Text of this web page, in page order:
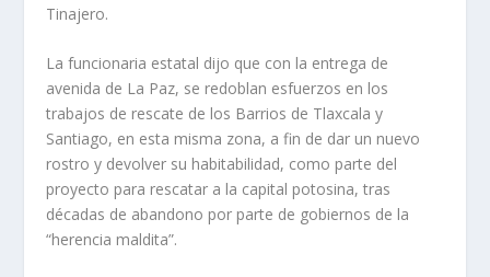
Tinajero.
La funcionaria estatal dijo que con la entrega de
avenida de La Paz, se redoblan esfuerzos en los
trabajos de rescate de los Barrios de Tlaxcala y
Santiago, en esta misma zona, a fin de dar un nuevo
rostro y devolver su habitabilidad, como parte del
proyecto para rescatar a la capital potosina, tras
décadas de abandono por parte de gobiernos de la
“herencia maldita”.